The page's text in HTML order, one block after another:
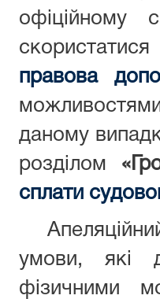
офіційному
правова
даному
розділом
сплати
Апеляційний
умови, які
фізичними